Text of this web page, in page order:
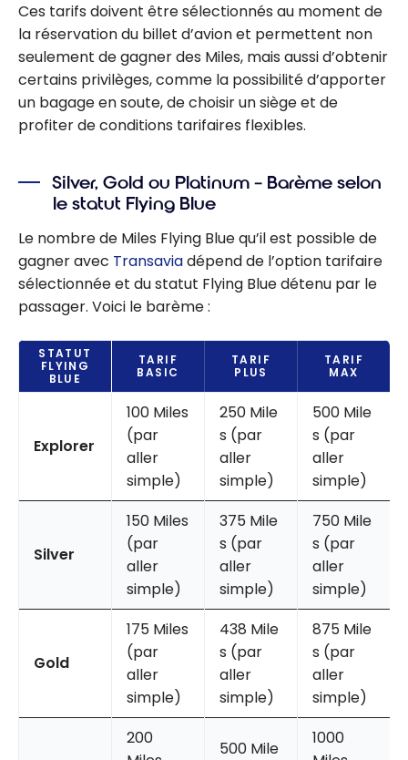
Ces tarifs doivent être sélectionnés au moment de
la réservation du billet d’avion et permettent non
seulement de gagner des Miles, mais aussi d’obtenir
certains privilèges, comme la possibilité d’apporter
un bagage en soute, de choisir un siège et de
profiter de conditions tarifaires flexibles.
Silver, Gold ou Platinum – Barème selon
le statut Flying Blue
Le nombre de Miles Flying Blue qu’il est possible de
gagner avec Transaviadépend de l’option tarifaire
sélectionnée et du statut Flying Blue détenu par le
passager. Voici le barème :
STATUT
FLYING
BLUE
TARIF
BASIC
TARIF
PLUS
TARIF
MAX
Explorer
100 Miles
(par
aller
simple)
250 Mile
s (par
aller
simple)
500 Mile
s (par
aller
simple)
Silver
150 Miles
(par
aller
simple)
375 Mile
s (par
aller
simple)
750 Mile
s (par
aller
simple)
Gold
175 Miles
(par
aller
simple)
438 Mile
s (par
aller
simple)
875 Mile
s (par
aller
simple)
200
500 Mile
1000